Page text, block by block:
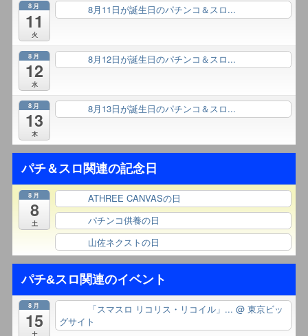
8月
11
火
8月11日が誕生日のパチンコ＆スロ...
8月
12
水
8月12日が誕生日のパチンコ＆スロ...
8月
13
木
8月13日が誕生日のパチンコ＆スロ...
パチ＆スロ関連の記念日
8月
8
土
ATHREE CANVASの日
パチンコ供養の日
山佐ネクストの日
パチ&スロ関連のイベント
8月
15
土
「スマスロ リコリス・リコイル」... @ 東京ビッ
グサイト